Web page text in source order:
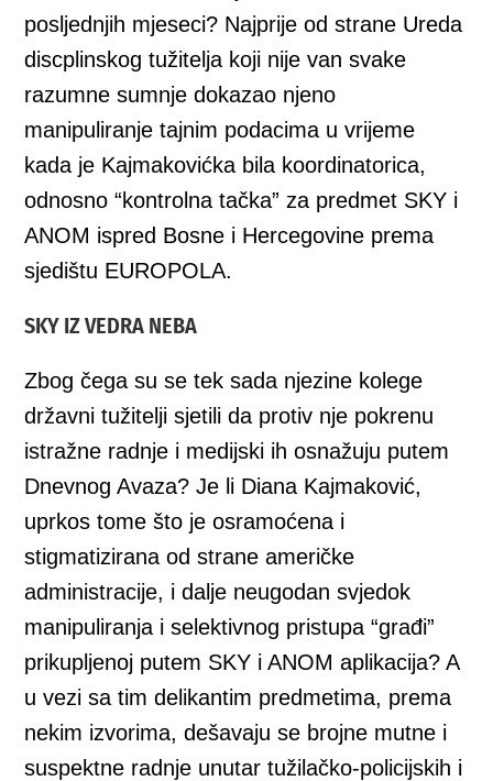
posljednjih mjeseci? Najprije od strane Ureda
discplinskog tužitelja koji nije van svake
razumne sumnje dokazao njeno
manipuliranje tajnim podacima u vrijeme
kada je Kajmakovićka bila koordinatorica,
odnosno “kontrolna tačka” za predmet SKY i
ANOM ispred Bosne i Hercegovine prema
sjedištu EUROPOLA.
SKY IZ VEDRA NEBA
Zbog čega su se tek sada njezine kolege
državni tužitelji sjetili da protiv nje pokrenu
istražne radnje i medijski ih osnažuju putem
Dnevnog Avaza? Je li Diana Kajmaković,
uprkos tome što je osramoćena i
stigmatizirana od strane američke
administracije, i dalje neugodan svjedok
manipuliranja i selektivnog pristupa “građi”
prikupljenoj putem SKY i ANOM aplikacija? A
u vezi sa tim delikantim predmetima, prema
nekim izvorima, dešavaju se brojne mutne i
suspektne radnje unutar tužilačko-policijskih i